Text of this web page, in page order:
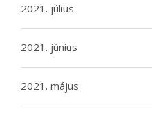
2021. július
2021. június
2021. május